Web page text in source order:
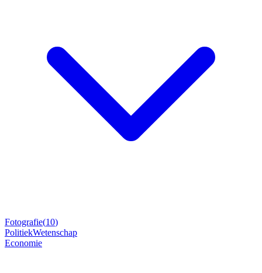
Fotografie(10)
PolitiekWetenschap
Economie